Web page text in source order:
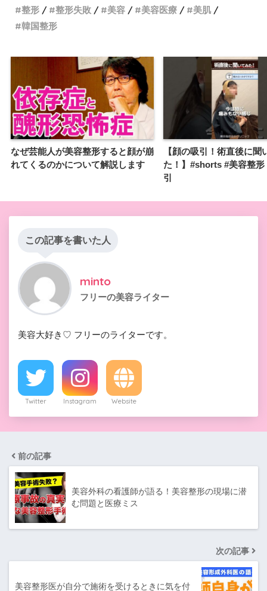
整形
整形失敗 美容 美容医療
美肌
韓国整形
なぜ芸能人が美容整形すると顔が崩
れてくるのかについて解説します
【顔の吸引！術直後に聞
た！】#shorts #美容整形
引
この記事を書いた人
minto
フリーの美容ライター
美容大好き♡ フリーのライターです。
Twitter Instagram Website
前の記事
美容外科の看護師が語る！美容整形の現場に潜
む問題と医療ミス
次の記事
美容整形医が自分で施術を受けるときに気を付